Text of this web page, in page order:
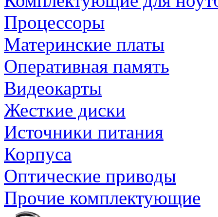
Процессоры
Материнские платы
Оперативная память
Видеокарты
Жесткие диски
Источники питания
Корпуса
Оптические приводы
Прочие комплектующие